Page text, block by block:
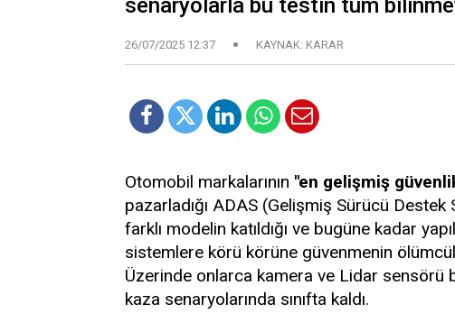
senaryolarla bu testin tüm
26/07/2025 12:37 KAYNAK: KARAR
Otomobil markalarının "en gelişmiş
pazarladığı ADAS (Gelişmiş Sürücü
farklı modelin katıldığı ve bugüne kadar
sistemlere körü körüne güvenmenin
Üzerinde onlarca kamera ve Lidar sensörü
kaza senaryolarında sınıfta kaldı.